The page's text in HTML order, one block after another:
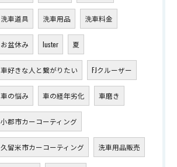
洗車道具 洗車用品 洗車料金
お盆休み luster 夏
車好きな人と繋がりたい FJクルーザー
車の悩み 車の経年劣化 車磨き
小郡市カーコーティング
久留米市カーコーティング 洗車用品販売